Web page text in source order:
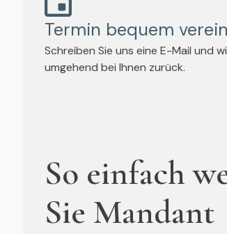
Termin bequem
Schreiben Sie uns eine E-Mail und
umgehend bei Ihnen zurück.
So einfach
Sie Mandant